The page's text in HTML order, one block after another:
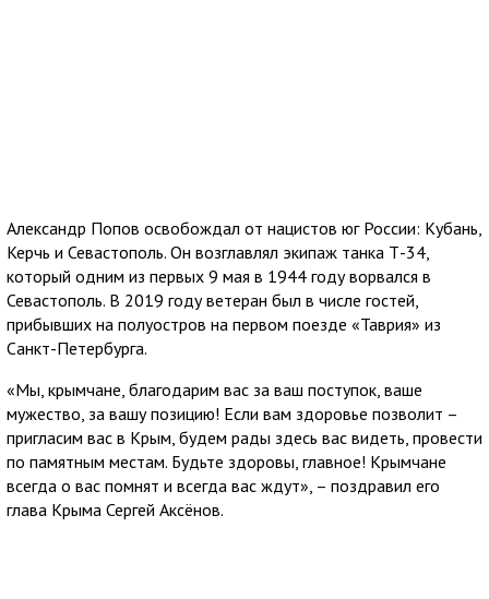
Александр Попов освобождал от нацистов юг России: Кубань,
Керчь и Севастополь. Он возглавлял экипаж танка Т-34,
который одним из первых 9 мая в 1944 году ворвался в
Севастополь. В 2019 году ветеран был в числе гостей,
прибывших на полуостров на первом поезде «Таврия» из
Санкт-Петербурга.
«Мы, крымчане, благодарим вас за ваш поступок, ваше
мужество, за вашу позицию! Если вам здоровье позволит –
пригласим вас в Крым, будем рады здесь вас видеть, провести
по памятным местам. Будьте здоровы, главное! Крымчане
всегда о вас помнят и всегда вас ждут», – поздравил его
глава Крыма Сергей Аксёнов.